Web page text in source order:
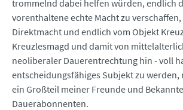
trommelnd dabei helfen würden, endlich
vorenthaltene echte Macht zu
Direktmacht und endlich vom Objekt
Kreuzlesmagd und damit von
neoliberaler Dauerentrechtung hin - voll
entscheidungsfähiges Subjekt zu
ein Großteil meiner Freunde und
Dauerabonnenten.